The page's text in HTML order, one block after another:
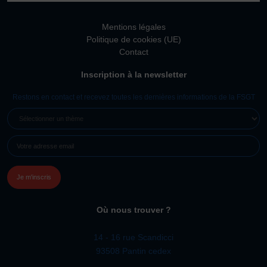
Mentions légales
Politique de cookies (UE)
Contact
Inscription à la newsletter
Restons en contact et recevez toutes les dernières informations de la FSGT
UN
(NÉCESSAIRE)
MAIL
Où nous trouver ?
14 - 16 rue Scandicci
93508 Pantin cedex